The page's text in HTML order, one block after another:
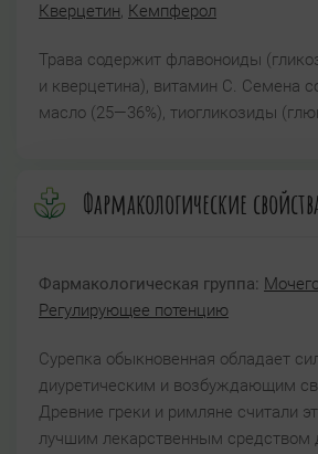
Кверцетин, Кемпферол
Трава содержит флавоноиды
и кверцетина), витамин С. Семена
масло (25—36%), тиогликозиды
Фармакологические
Фармакологическая группа:
Регулирующее потенцию
Сурепка обыкновенная обладает
диуретическим и возбуждающим
Древние греки и римляне считали
лучшим лекарственным средством